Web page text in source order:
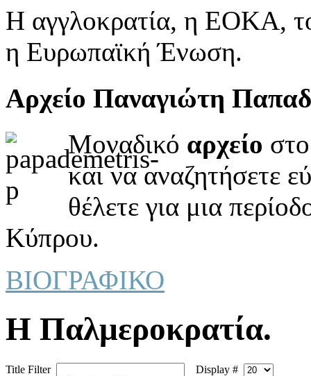
Η αγγλοκρατία, η ΕΟΚΑ,
η Ευρωπαϊκή Ένωση.
Αρχείο Παναγιώτη
Μοναδικό αρχείο
και να αναζητήσετε
θέλετε για μια
Κύπρου.
ΒΙΟΓΡΑΦΙΚΟ
Η Παλμερoκρατία.
Title Filter
Display #